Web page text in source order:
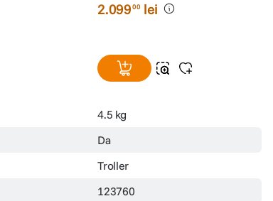
2.09900 lei
4.5 kg
Da
Troller
123760